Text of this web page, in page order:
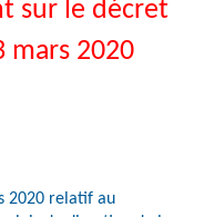
sur le décret
mars 2020
2020 relatif au